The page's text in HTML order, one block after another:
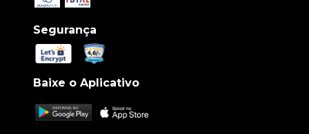
Segurança
Baixe o Aplicativo